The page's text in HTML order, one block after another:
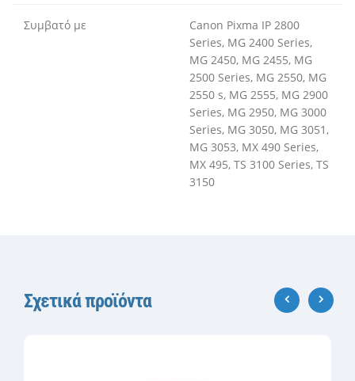
Συμβατό με
Canon Pixma IP 2800
Series, MG 2400 Series,
MG 2450, MG 2455, MG
2500 Series, MG 2550, MG
2550 s, MG 2555, MG 2900
Series, MG 2950, MG 3000
Series, MG 3050, MG 3051,
MG 3053, MX 490 Series,
MX 495, TS 3100 Series, TS
3150
Σχετικά προϊόντα